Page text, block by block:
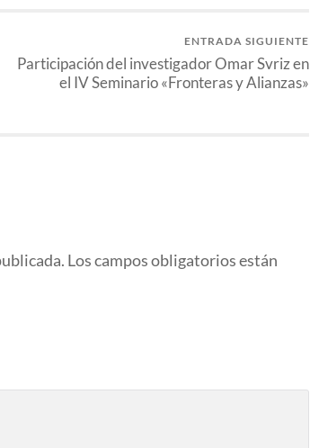
ENTRADA SIGUIENTE
Participación del investigador Omar Svriz en
el IV Seminario «Fronteras y Alianzas»
Los campos obligatorios están